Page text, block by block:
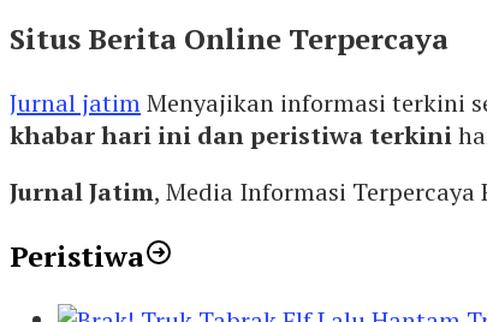
Situs Berita Online Terpercaya
Jurnal jatimMenyajikan informasi terkini
khabar hari ini dan peristiwa terkini
Jurnal Jatim, Media Informasi Terpercaya
Peristiwa